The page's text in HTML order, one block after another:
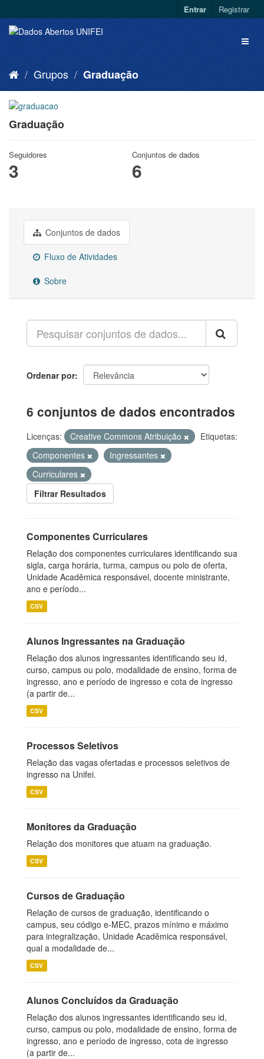
Entrar Registrar
Grupos Graduação
Graduação
Seguidores
3
Conjuntos de dados
6
Conjuntos de dados
Fluxo de Atividades
Sobre
Ordenar por
6 conjuntos de dados encontrados
Licenças: Creative Commons Atribuição
Etiquetas:
Componentes
Ingressantes
Curriculares
Filtrar Resultados
Componentes Curriculares
Relação dos componentes curriculares identificando sua
sigla, carga horária, turma, campus ou polo de oferta,
Unidade Acadêmica responsável, docente ministrante,
ano e período...
CSV
Alunos Ingressantes na Graduação
Relação dos alunos ingressantes identificando seu id,
curso, campus ou polo, modalidade de ensino, forma de
ingresso, ano e período de ingresso e cota de ingresso
(a partir de...
CSV
Processos Seletivos
Relação das vagas ofertadas e processos seletivos de
ingresso na Unifei.
CSV
Monitores da Graduação
Relação dos monitores que atuam na graduação.
CSV
Cursos de Graduação
Relação de cursos de graduação, identificando o
campus, seu código e-MEC, prazos mínimo e máximo
para integralização, Unidade Acadêmica responsável,
qual a modalidade de...
CSV
Alunos Concluídos da Graduação
Relação dos alunos ingressantes identificando seu id,
curso, campus ou polo, modalidade de ensino, forma de
ingresso, ano e período de ingresso, cota de ingresso
(a partir de...